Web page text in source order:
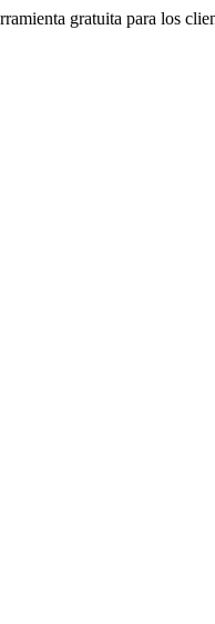
gratuita para los